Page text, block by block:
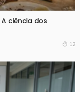
ciência dos
12